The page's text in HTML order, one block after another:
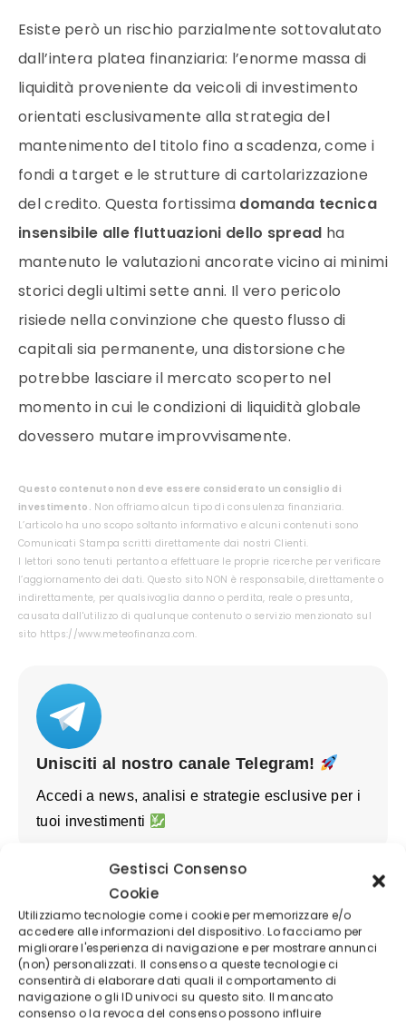
Gestisci Consenso
Cookie
Utilizziamo tecnologie come i cookie per memorizzare e/o
accedere alle informazioni del dispositivo. Lo facciamo per
migliorare l'esperienza di navigazione e per mostrare annunci
(non) personalizzati. Il consenso a queste tecnologie ci
consentirà di elaborare dati quali il comportamento di
navigazione o gli ID univoci su questo sito. Il mancato
consenso o la revoca del consenso possono influire
Esiste però un rischio parzialmente sottovalutato
dall’intera platea finanziaria: l’enorme massa di
liquidità proveniente da veicoli di investimento
orientati esclusivamente alla strategia del
mantenimento del titolo fino a scadenza, come i
fondi a target e le strutture di cartolarizzazione
del credito. Questa fortissima domanda tecnica
insensibile alle fluttuazioni dello spread ha
mantenuto le valutazioni ancorate vicino ai minimi
storici degli ultimi sette anni. Il vero pericolo
risiede nella convinzione che questo flusso di
capitali sia permanente, una distorsione che
potrebbe lasciare il mercato scoperto nel
momento in cui le condizioni di liquidità globale
dovessero mutare improvvisamente.
Questo contenuto non deve essere considerato un consiglio di
investimento. Non offriamo alcun tipo di consulenza finanziaria.
L’articolo ha uno scopo soltanto informativo e alcuni contenuti sono
Comunicati Stampa scritti direttamente dai nostri Clienti.
I lettori sono tenuti pertanto a effettuare le proprie ricerche per verificare
l’aggiornamento dei dati. Questo sito NON è responsabile, direttamente o
indirettamente, per qualsivoglia danno o perdita, reale o presunta,
causata dall'utilizzo di qualunque contenuto o servizio menzionato sul
sito https://www.meteofinanza.com.
Unisciti al nostro canale Telegram!
Accedi a news, analisi e strategie esclusive per i
tuoi investimenti